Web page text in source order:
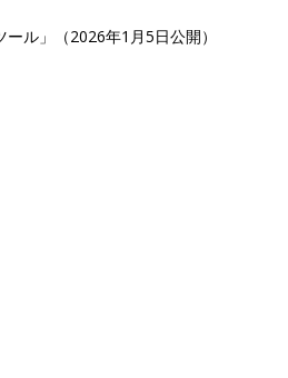
ル」（2026年1月5日公開）